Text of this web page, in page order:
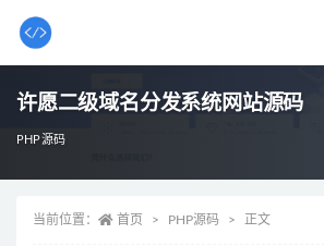
许愿二级域名分发系统网站源码
PHP源码
当前位置： 首页 PHP源码 正文